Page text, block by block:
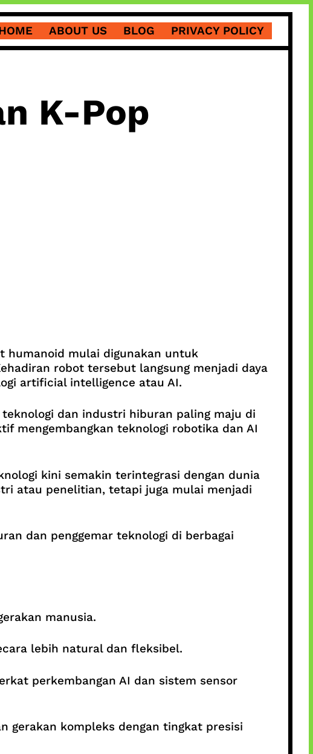
ABOUT US BLOG PRIVACY POLICY
K-Pop
humanoid mulai digunakan untuk
robot tersebut langsung menjadi daya
artificial intelligence atau AI.
dan industri hiburan paling maju di
mengembangkan teknologi robotika dan AI
kini semakin terintegrasi dengan dunia
atau penelitian, tetapi juga mulai menjadi
dan penggemar teknologi di berbagai
manusia.
lebih natural dan fleksibel.
perkembangan AI dan sistem sensor
gerakan kompleks dengan tingkat presisi